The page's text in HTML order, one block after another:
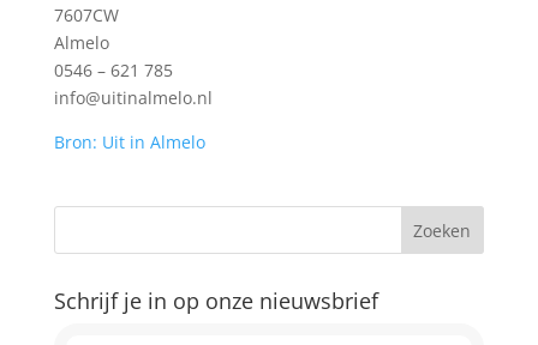
7607CW
Almelo
0546 – 621 785
info@uitinalmelo.nl
Bron: Uit in Almelo
Schrijf je in op onze nieuwsbrief